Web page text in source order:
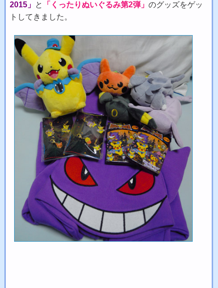
2015」 と 「くったりぬいぐるみ第2弾」のグッズをゲッ
トしてきました。